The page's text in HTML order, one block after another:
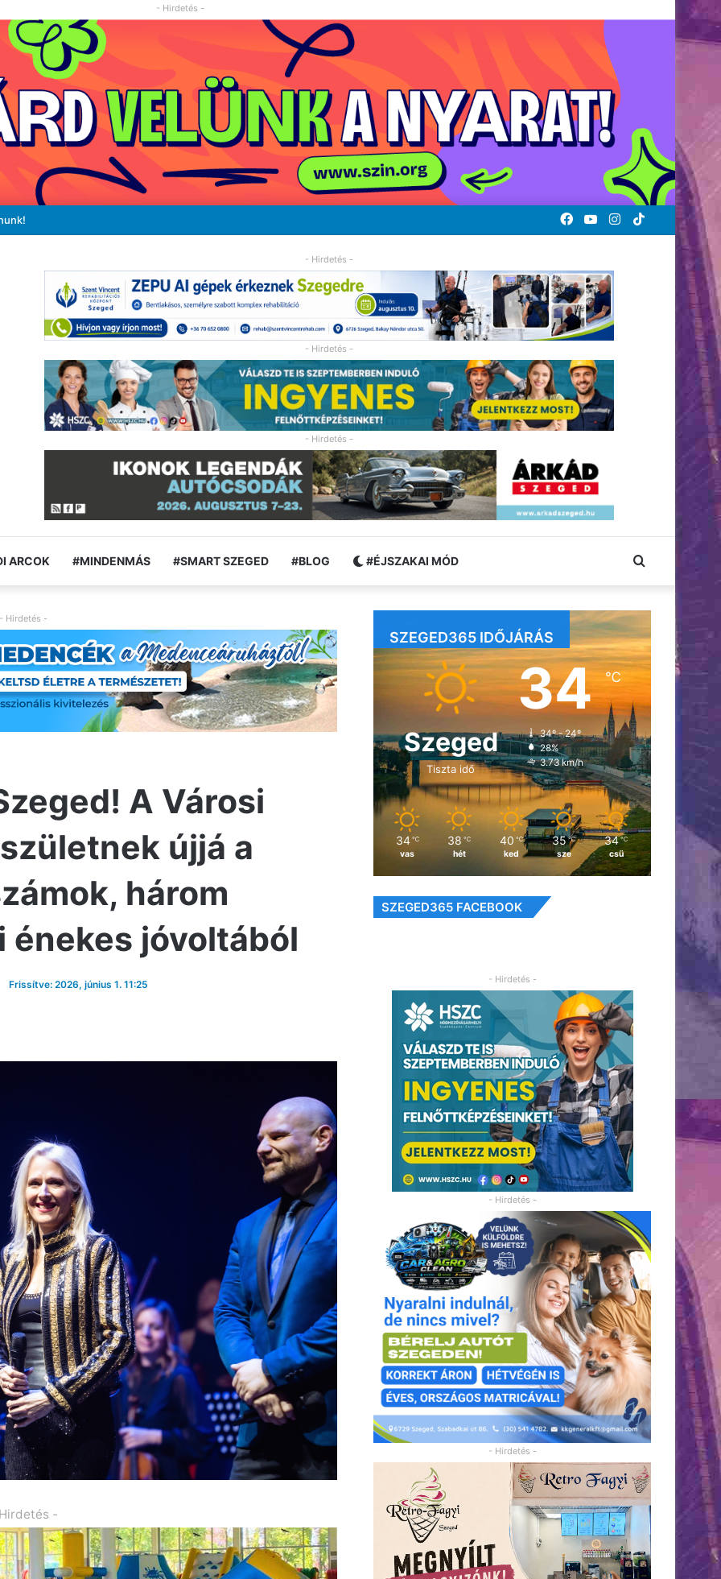
- Hirdetés -
TikTok
Instagram
YouTube
Facebook
- Hirdetés -
- Hirdetés -
- Hirdetés -
ARCOK #MINDENMÁS #SMART SZEGED #BLOG #ÉJSZAKAI MÓD Keresés:
- Hirdetés -
A Városi
újjá a
három
jóvoltából
Frissítve: 2026, június 1. 11:25
-
SZEGED365 IDŐJÁRÁS
Szeged
Tiszta idő
34℃
34º - 24º
28%
3.73 km/h
34 ℃
vas
38 ℃
hét
40 ℃
ked
35 ℃
sze
34 ℃
csü
SZEGED365 FACEBOOK
- Hirdetés -
- Hirdetés -
- Hirdetés -